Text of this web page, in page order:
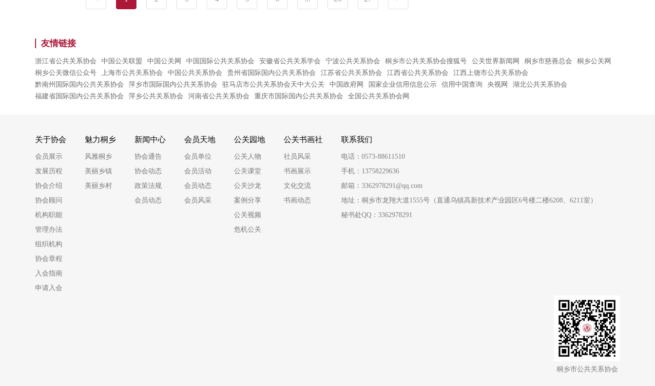
友情链接
浙江省公共关系协会 中国公关联盟 中国公关网 中国国际公共关系协会 安徽省公共关系学会 宁波公共关系协会 桐乡市公共关系协会搜狐号 公关世界新闻网 桐乡市慈善总会
桐乡公关网
桐乡公关微信公众号
上海市公共关系协会 中国公共关系协会 贵州省国际国内公共关系协会 江苏省公共关系协会 江西省公共关系协会
江西上饶市公共关系协会
黔南州国际国内公共关系协会
萍乡市国际国内公共关系协会 驻马店市公共关系协会天中大公关 中国政府网 国家企业信用信息公示 信用中国查询 央视网
湖北公共关系协会
福建省国际国内公共关系协会
萍乡公共关系协会 河南省公共关系协会 重庆市国际国内公共关系协会 全国公共关系协会网
关于协会
会员展示
发展历程
协会介绍
协会顾问
机构职能
管理办法
组织机构
协会章程
入会指南
申请入会
魅力桐乡
风雅桐乡
美丽乡镇
美丽乡村
新闻中心
协会通告
协会动态
政策法规
会员动态
会员天地
会员单位
会员活动
会员动态
会员风采
公关园地
公关人物
公关课堂
公关沙龙
案例分享
公关视频
危机公关
公关书画社
社员风采
书画展示
文化交流
书画动态
联系我们
电话：0573-88611510
手机：13758229636
邮箱：3362978291@qq.com
地址：桐乡市龙翔大道1555号（直通乌镇高新技术产业园区6号楼二楼6208、6211室）
秘书处QQ：3362978291
桐乡市公共关系协会